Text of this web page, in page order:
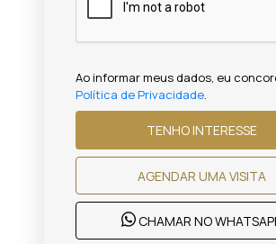
Ao informar meus dados, eu
Política de Privacidade.
TENHO INTERESSE
AGENDAR UMA VISITA
CHAMAR NO